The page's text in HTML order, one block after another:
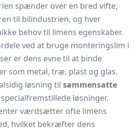
spænder over en bred vifte,
til bilindustrien, og hver
behov til limens egenskaber.
ved at bruge monteringslim i
er dens evne til at binde
som metal, træ, plast og glas.
løsning til sammensatte
løsninger.
værdsætter ofte limens
hvilket bekræfter dens